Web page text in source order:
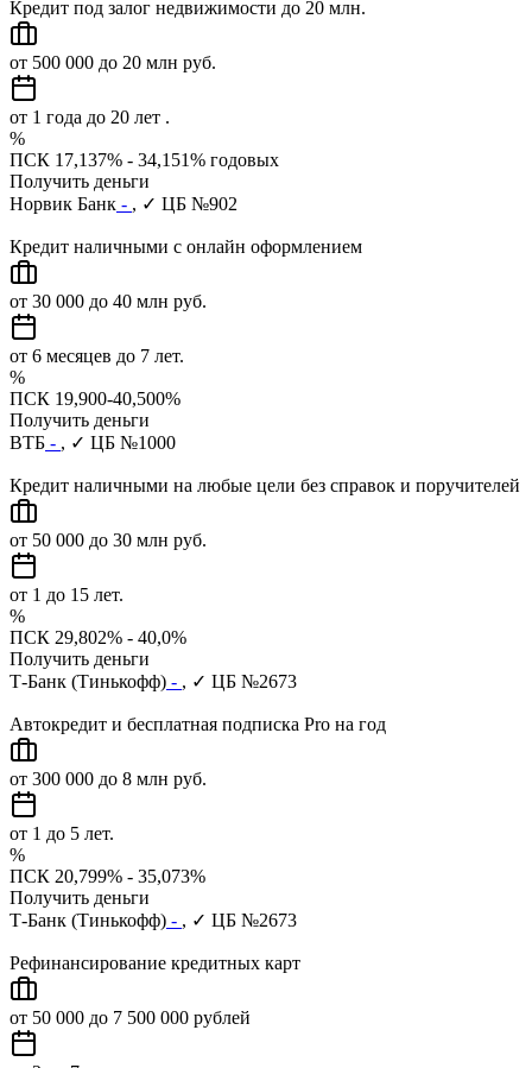
Кредит под залог недвижимости до 20 млн.
от 500 000 до 20 млн руб.
от 1 года до 20 лет .
%
ПСК 17,137% - 34,151% годовых
Получить деньги
Норвик Банк - , ✓ ЦБ №902
Кредит наличными с онлайн оформлением
от 30 000 до 40 млн руб.
от 6 месяцев до 7 лет.
%
ПСК 19,900-40,500%
Получить деньги
ВТБ - , ✓ ЦБ №1000
Кредит наличными на любые цели без справок и поручителей
от 50 000 до 30 млн руб.
от 1 до 15 лет.
%
ПСК 29,802% - 40,0%
Получить деньги
Т-Банк (Тинькофф) - , ✓ ЦБ №2673
Автокредит и бесплатная подписка Pro на год
от 300 000 до 8 млн руб.
от 1 до 5 лет.
%
ПСК 20,799% - 35,073%
Получить деньги
Т-Банк (Тинькофф) - , ✓ ЦБ №2673
Рефинансирование кредитных карт
от 50 000 до 7 500 000 рублей